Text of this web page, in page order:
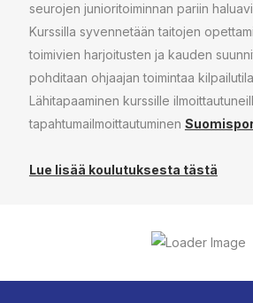
seurojen junioritoiminnan pariin
Kurssilla syvennetään taitojen
toimivien harjoitusten ja kauden
pohditaan ohjaajan toimintaa
Lähitapaaminen kurssille
tapahtumailmoittautuminen
Lue lisää koulutuksesta tästä